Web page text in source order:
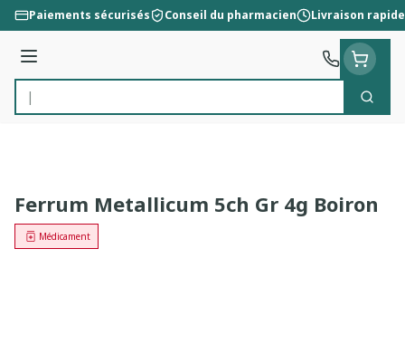
Aller au contenu
Paiements sécurisés Conseil du pharmacien Livraison rapide
Menu
Rechercher
Ferrum Metallicum 5ch Gr 4g Boiron
Médicament